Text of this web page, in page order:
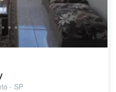
- SP